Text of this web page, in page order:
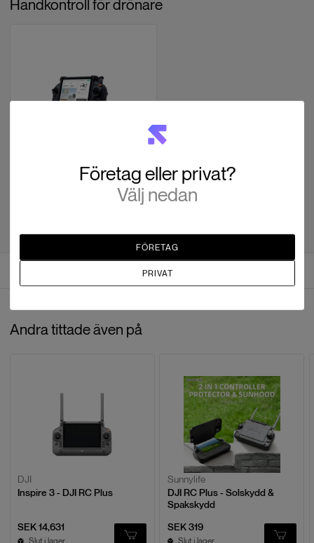
Handkontroll för drönare
Andra tittade även på
DJI
Inspire 3 - DJI RC Plus
SEK 14,631
Slut i lager
Sunnylife
DJI RC Plus - Solskydd &
Spakskydd
SEK 319
Slut i lager
Företag eller privat?
Välj nedan
FÖRETAG
PRIVAT